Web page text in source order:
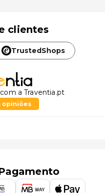
clientes
TrustedShops
a Traventia.pt
opiniões